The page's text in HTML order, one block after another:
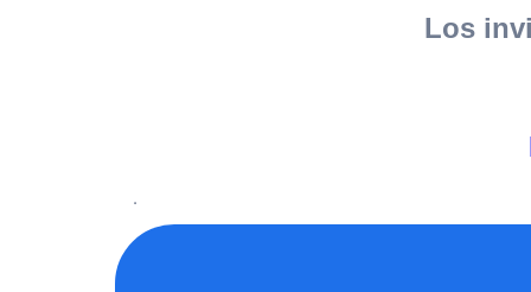
Los
.